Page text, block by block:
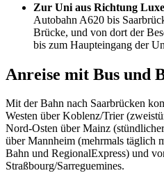
Zur Uni aus Richtung
Autobahn A620 bis
Brücke, und von dort der
bis zum Haupteingang der
Anreise mit Bus und
Mit der Bahn nach Saarbrücken
Westen über Koblenz/Trier
Nord-Osten über Mainz
über Mannheim (mehrmals täglich
Bahn und RegionalExpress) und
Straßbourg/Sarreguemines.